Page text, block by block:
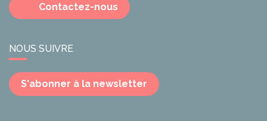
Contactez-nous
NOUS SUIVRE
S'abonner à la newsletter